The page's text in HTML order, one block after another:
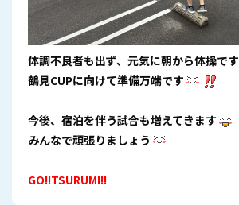
体調不良者も出ず、元気に朝から体操です
鶴見CUPに向けて準備万端です
今後、宿泊を伴う試合も増えてきます
みんなで頑張りましょう
GO!!TSURUMI!!